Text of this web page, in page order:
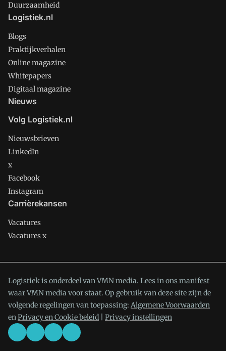
Duurzaamheid
Logistiek.nl
Blogs
Praktijkverhalen
Online magazine
Whitepapers
Digitaal magazine
Nieuws
Volg Logistiek.nl
Nieuwsbrieven
LinkedIn
x
Facebook
Instagram
Carrièrekansen
Vacatures
Vacatures x
Logistiek is onderdeel van VMN media. Lees inons manifest
waar VMN media voor staat. Op gebruik van deze site zijn de
volgende regelingen van toepassing: Algemene Voorwaarden
enPrivacy en Cookie beleid Privacy instellingen